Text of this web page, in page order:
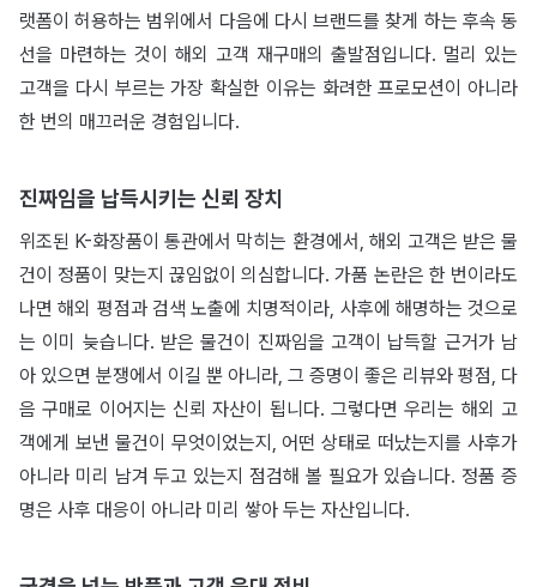
랫폼이 허용하는 범위에서 다음에 다시 브랜드를 찾게 하는 후속 동
선을 마련하는 것이 해외 고객 재구매의 출발점입니다. 멀리 있는
고객을 다시 부르는 가장 확실한 이유는 화려한 프로모션이 아니라
한 번의 매끄러운 경험입니다.
진짜임을 납득시키는 신뢰 장치
위조된 K-화장품이 통관에서 막히는 환경에서, 해외 고객은 받은 물
건이 정품이 맞는지 끊임없이 의심합니다. 가품 논란은 한 번이라도
나면 해외 평점과 검색 노출에 치명적이라, 사후에 해명하는 것으로
는 이미 늦습니다. 받은 물건이 진짜임을 고객이 납득할 근거가 남
아 있으면 분쟁에서 이길 뿐 아니라, 그 증명이 좋은 리뷰와 평점, 다
음 구매로 이어지는 신뢰 자산이 됩니다. 그렇다면 우리는 해외 고
객에게 보낸 물건이 무엇이었는지, 어떤 상태로 떠났는지를 사후가
아니라 미리 남겨 두고 있는지 점검해 볼 필요가 있습니다. 정품 증
명은 사후 대응이 아니라 미리 쌓아 두는 자산입니다.